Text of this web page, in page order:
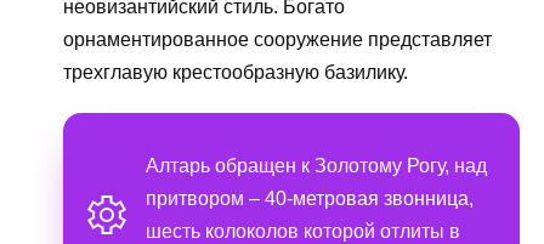
неовизантийский стиль. Богато
орнаментированное сооружение представляет
трехглавую крестообразную базилику.
Алтарь обращен к Золотому Рогу, над
притвором – 40-метровая звонница,
шесть колоколов которой отлиты в